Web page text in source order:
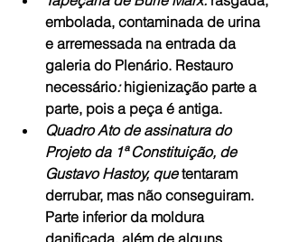
embolada, contaminada de urina
e arremessada na entrada da
galeria do Plenário. Restauro
necessário: higienização parte a
parte, pois a peça é antiga.
Quadro Ato de assinatura do
Projeto da 1ª Constituição, de
Gustavo Hastoy, que tentaram
derrubar, mas não conseguiram.
Parte inferior da moldura